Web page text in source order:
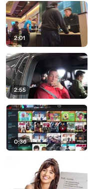
2:01
2:55
0:36